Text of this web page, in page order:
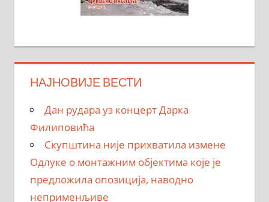
НАЈНОВИЈЕ ВЕСТИ
Дан рудара уз концерт Дарка
Филиповића
Скупштина није прихватила измене
Одлуке о монтажним објектима које је
предложила опозиција, наводно
неприменљиве